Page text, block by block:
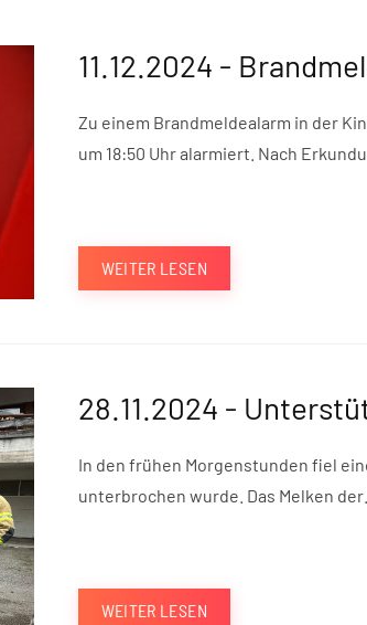
11.12.2024 -
Zu einem Brandmeldealarm in der
um 18:50 Uhr alarmiert. Nach
WEITER LESEN
28.11.2024 -
In den frühen Morgenstunden fiel
unterbrochen wurde. Das Melken der…
WEITER LESEN